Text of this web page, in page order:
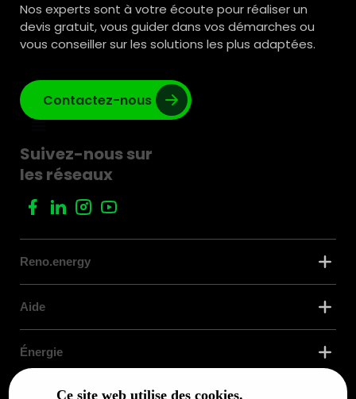
Ce site web utilise des cookies.
Nos experts sont à votre écoute pour réaliser un
devis gratuit, vous guider dans vos démarches ou
vous conseiller sur les solutions les plus adaptées.
Contactez-nous
Suivez-nous sur
les réseaux
Reno.energy
Aide
Énergie